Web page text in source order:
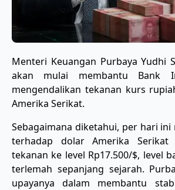
Menteri Keuangan Purbaya Yudhi
akan mulai membantu Bank
mengendalikan tekanan kurs
Amerika Serikat.
Sebagaimana diketahui, per hari
terhadap dolar Amerika Serikat
tekanan ke level Rp17.500/$, level
terlemah sepanjang sejarah.
upayanya dalam membantu